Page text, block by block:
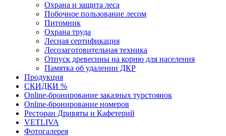
Охрана и защита леса
Побочное пользование лесом
Питомник
Охрана труда
Лесная сертификация
Лесозаготовительная техника
Отпуск древесины на корню для населения
Памятка об удалении ДКР
Продукция
СКИДКИ %
Оnline-бронирование заказных турстоянок
Оnline-бронирование номеров
Ресторан Дривяты и Кафетерий
VETLIVA
Фотогалерея